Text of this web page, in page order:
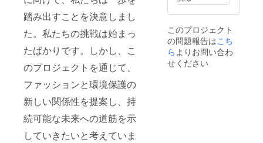
踏み出すことを決意しまし
た。私たちの挑戦は始まっ
たばかりです。しかし、こ
のプロジェクトを通じて、
ファッションと環境保護の
新しい関係性を提案し、持
続可能な未来への道筋を示
していきたいと考えていま
このプロジェクト
の問題報告はこち
らよりお問い合わ
せください